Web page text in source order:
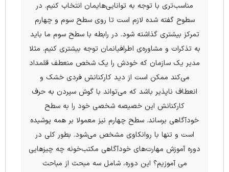
مناسب‌تری با توجه به توانایی‌هایمان انتخاب کنیم. در
سطوح گفته شده لازم است تا روی سطح سوم و چهارم
تمرکز بیشتری گذاشته شود. در رابطه با سطح سوم ما باید
به تذکرات و مشاوره‌ی اطرافیانمان توجه بیشتری کنیم. مثلا
مدیر یک سازمان که خودش را یک شخص منعطف قلمداد
می‌کند ممکن است از دید کارکنانش فردی خشک و
انعطاف ناپذیر باشد که می‌تواند با گوش سپردن به حرف
کارکنانش این خصیصه‌ شخصی خود را به سطح
خودآگاهی برساند. سطح چهارم نیز معمولا بر همه پوشیده
است و تنها با روانکاوی مشخص می‌شود. بطور کلی در
دوره آموزش مهارت‌‌های خودآگاهی مکتب‌خونه چه چیزهایی
می آموزیم؟ این دوره، شامل سه مبحث از مباحث